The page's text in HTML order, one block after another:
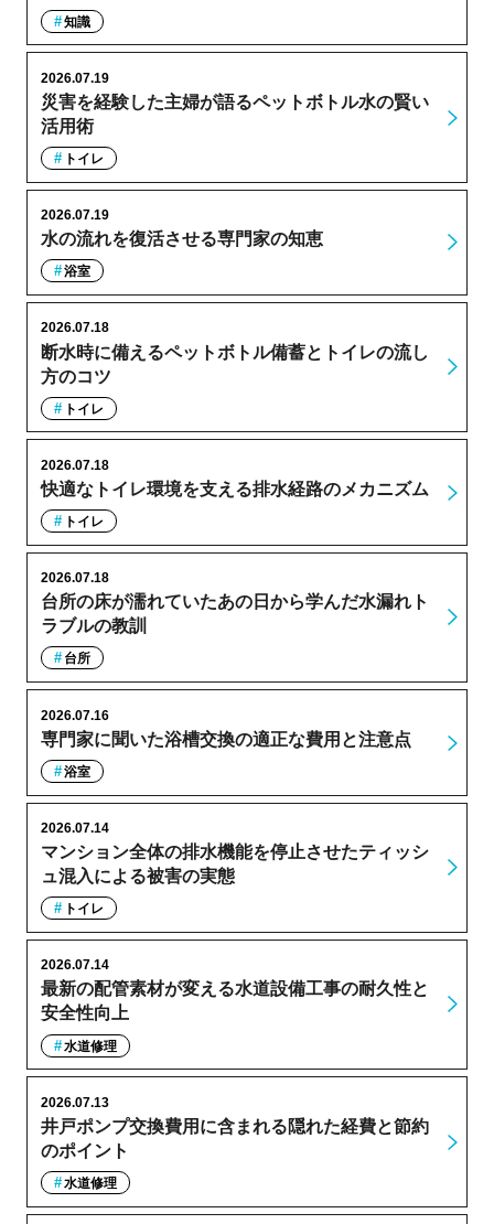
知識
災害を経験した主婦が語るペットボトル水の賢い
活用術
2026.07.19
トイレ
水の流れを復活させる専門家の知恵
2026.07.19
浴室
断水時に備えるペットボトル備蓄とトイレの流し
方のコツ
2026.07.18
トイレ
快適なトイレ環境を支える排水経路のメカニズム
2026.07.18
トイレ
台所の床が濡れていたあの日から学んだ水漏れト
ラブルの教訓
2026.07.18
台所
専門家に聞いた浴槽交換の適正な費用と注意点
2026.07.16
浴室
マンション全体の排水機能を停止させたティッシ
ュ混入による被害の実態
2026.07.14
トイレ
最新の配管素材が変える水道設備工事の耐久性と
安全性向上
2026.07.14
水道修理
井戸ポンプ交換費用に含まれる隠れた経費と節約
のポイント
2026.07.13
水道修理